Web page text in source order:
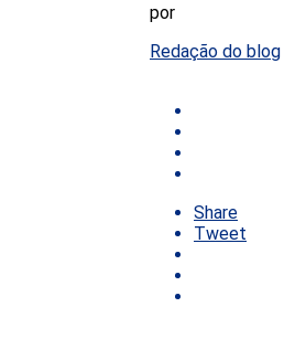
por
Redação do blog
Share
Tweet